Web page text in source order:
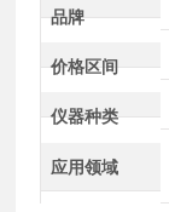
品牌
价格区间
仪器种类
应用领域